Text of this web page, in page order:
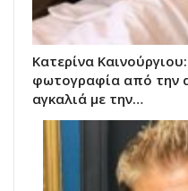
Κατερίνα
φωτογραφία από την
αγκαλιά με την…